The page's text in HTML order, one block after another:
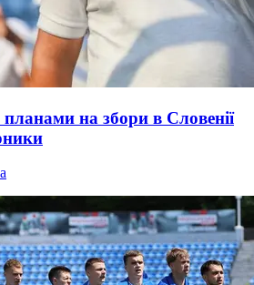
на збори в Словенії